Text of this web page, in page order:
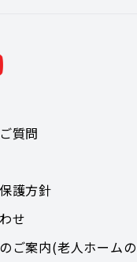
質問
護方針
せ
ご案内(老人ホーム